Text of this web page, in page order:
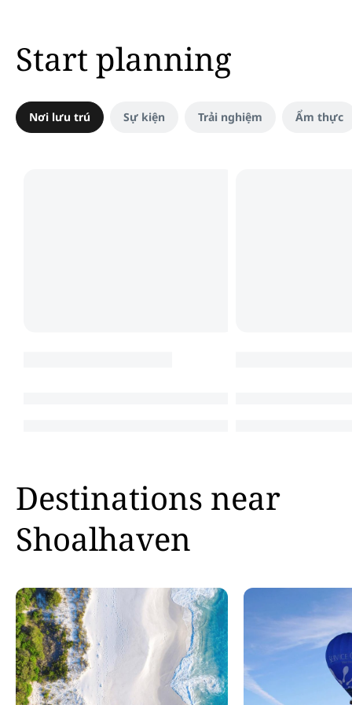
Start planning
Nơi lưu trú Sự kiện Trải nghiệm Ẩm thực
Destinations near
Shoalhaven